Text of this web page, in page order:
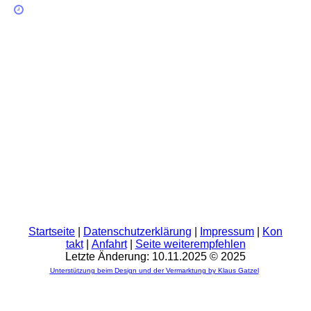
Startseite Datenschutzerklärung Impressum
Kon
takt| Anfahrt| Seite weiterempfehlen
Letzte Änderung: 10.11.2025 © 2025
Unterstützung beim Design und der Vermarktung by Klaus Gatzel